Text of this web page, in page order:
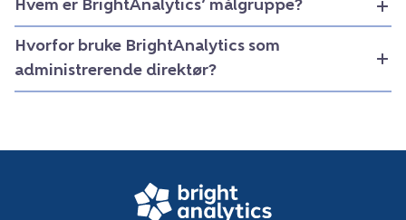
Hvem er BrightAnalytics’ målgruppe?
Hvorfor bruke BrightAnalytics som
administrerende direktør?